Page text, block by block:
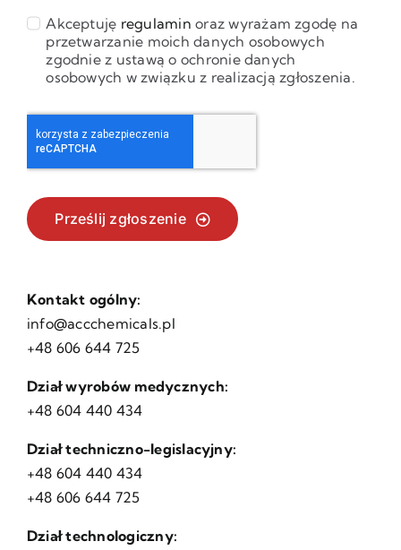
Akceptuję regulamin oraz wyrażam zgodę na
przetwarzanie moich danych osobowych
zgodnie z ustawą o ochronie danych
osobowych w związku z realizacją zgłoszenia.
Prześlij zgłoszenie
Kontakt ogólny:
info@accchemicals.pl
+48 606 644 725
Dział wyrobów medycznych:
+48 604 440 434
Dział techniczno-legislacyjny:
+48 604 440 434
+48 606 644 725
Dział technologiczny: